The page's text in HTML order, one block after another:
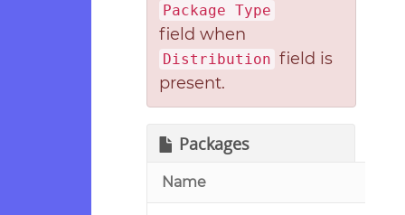
Package Type
field when
Distribution field is
present.
Packages
Name